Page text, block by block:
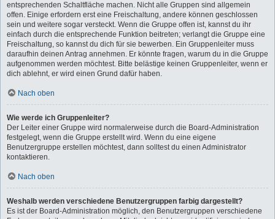
entsprechenden Schaltfläche machen. Nicht alle Gruppen sind allgemein
offen. Einige erfordern erst eine Freischaltung, andere können geschlossen
sein und weitere sogar versteckt. Wenn die Gruppe offen ist, kannst du ihr
einfach durch die entsprechende Funktion beitreten; verlangt die Gruppe eine
Freischaltung, so kannst du dich für sie bewerben. Ein Gruppenleiter muss
daraufhin deinen Antrag annehmen. Er könnte fragen, warum du in die Gruppe
aufgenommen werden möchtest. Bitte belästige keinen Gruppenleiter, wenn er
dich ablehnt, er wird einen Grund dafür haben.
Nach oben
Wie werde ich Gruppenleiter?
Der Leiter einer Gruppe wird normalerweise durch die Board-Administration
festgelegt, wenn die Gruppe erstellt wird. Wenn du eine eigene
Benutzergruppe erstellen möchtest, dann solltest du einen Administrator
kontaktieren.
Nach oben
Weshalb werden verschiedene Benutzergruppen farbig dargestellt?
Es ist der Board-Administration möglich, den Benutzergruppen verschiedene